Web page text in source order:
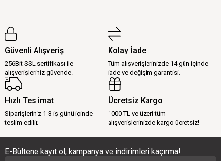
Güvenli Alışveriş
256Bit SSL sertifikası ile
alışverişleriniz güvende.
Kolay İade
Tüm alışverişlerinizde 14 gün içinde
iade ve değişim garantisi.
Hızlı Teslimat
Siparişleriniz 1-3 iş günü içinde
teslim edilir.
Ücretsiz Kargo
1000 TL ve üzeri tüm
alışverişlerinizde kargo ücretsiz!
E-Bültene kayıt ol, kampanya ve indirimleri kaçırma!